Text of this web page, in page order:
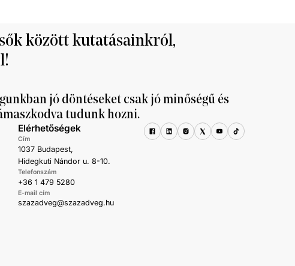
között kutatásainkról,
jó döntéseket csak jó minőségű és
tudunk hozni.
Elérhetőségek
Cím
1037 Budapest,
Hidegkuti Nándor u. 8-10.
Telefonszám
+36 1 479 5280
E-mail cím
szazadveg@szazadveg.hu